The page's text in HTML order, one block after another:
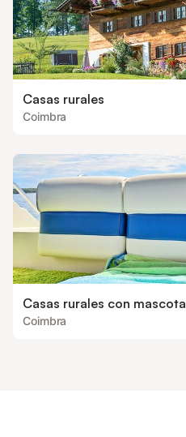
Casas rurales
Coimbra
Casas rurales con mascota
Coimbra